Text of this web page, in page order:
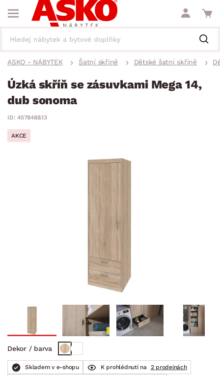
ASKO - NÁBYTEK Šatní skříně Dětské šatní skříně
Úzká skříň se zásuvkami Mega 14,
dub sonoma
ID: 4578488.13
AKCE
Dekor / barva
Skladem v e-shopu K prohlédnutí na
2 prodejnách